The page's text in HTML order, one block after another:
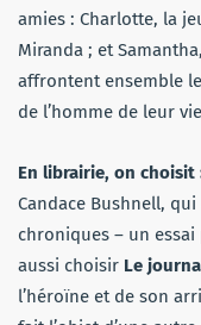
amies : Charlotte, la
Miranda ; et
affrontent ensemble
de l’homme de leur
En librairie, on choisit
Candace Bushnell,
chroniques – un essai
aussi choisir Le
l’héroïne et de son